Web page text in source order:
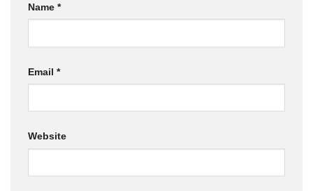
Name *
Email *
Website